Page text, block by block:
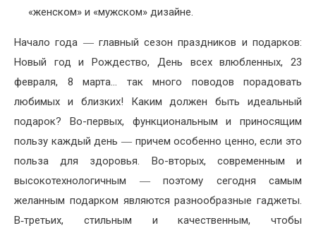
Недвижимость
«женском» и «мужском» дизайне.
Начало года ― главный сезон праздников и подарков:
Новый год и Рождество, День всех влюбленных, 23
февраля, 8 марта… так много поводов порадовать
любимых и близких! Каким должен быть идеальный
подарок? Во-первых, функциональным и приносящим
пользу каждый день ― причем особенно ценно, если это
польза для здоровья. Во-вторых, современным и
высокотехнологичным ― поэтому сегодня самым
желанным подарком являются разнообразные гаджеты.
В‑третьих, стильным и качественным, чтобы